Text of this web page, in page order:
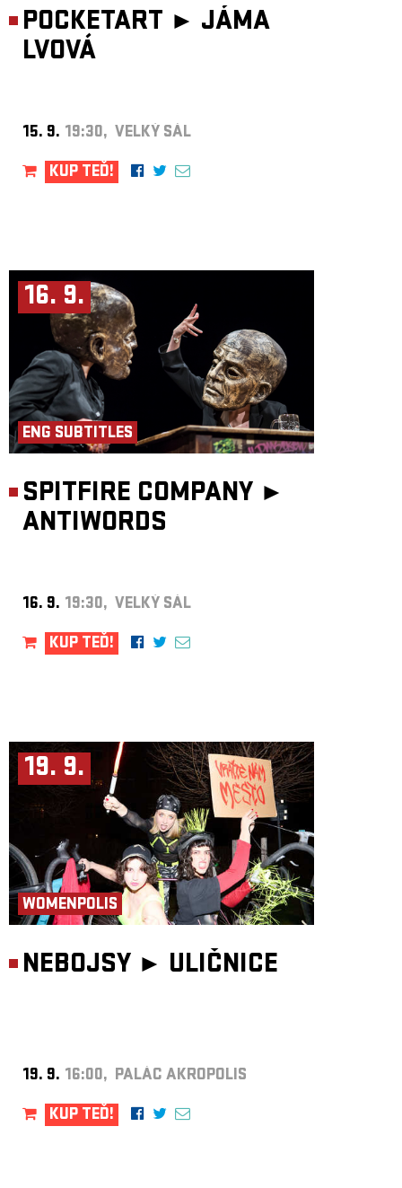
POCKETART ► JÁMA
LVOVÁ
15. 9. 19:30, VELKÝ SÁL
KUP TEĎ!
16. 9.
ENG SUBTITLES
SPITFIRE COMPANY ►
ANTIWORDS
16. 9. 19:30, VELKÝ SÁL
KUP TEĎ!
19. 9.
WOMENPOLIS
NEBOJSY ► ULIČNICE
19. 9. 16:00, PALÁC AKROPOLIS
KUP TEĎ!